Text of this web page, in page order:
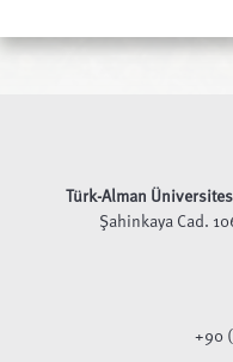
Türk-Alman
Şahinkaya Cad.
+90